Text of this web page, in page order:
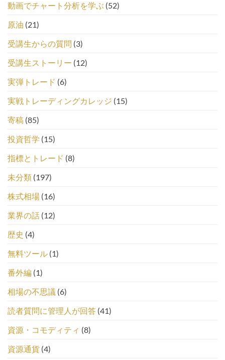
動画でチャート分析を学ぶ (52)
原油 (21)
受講生からの質問 (3)
受講生ストーリー (12)
実弾トレード (6)
実戦トレーディングカレッジ (15)
寄稿 (85)
投資哲学 (15)
指標とトレード (8)
未分類 (197)
株式相場 (16)
業界の話 (12)
歴史 (4)
無料ツール (1)
番外編 (1)
相場の不思議 (6)
読者質問に管理人が回答 (41)
資源・コモディティ (8)
資源通貨 (4)